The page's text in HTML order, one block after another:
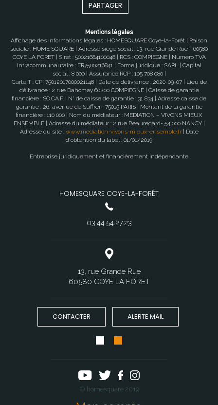
PARTAGER
Mentions légales
Affichage des informations légales : HOMESQUARE Coye-la-Forêt | Raison
sociale : HOME SQUARE | Adresse siège social : 13, rue Grande Rue - 60580
COYE LA FORET | Siret : 50021684100048 | RCS : COMPIEGNE | Numero TVA
Intracommunautaire : FR7500216841 | Forme juridique : SARL | Capital
social : 8 000 | Assurance RCP : 105 708 080 |
Carte T : CPI 75012017000021148 | Date de délivrance : 2020-09-07 | Lieu de
délivrance : 2 rue Dahomey 60200 COMPIEGNE | Caisse de garantie
financière : SO.CA.F. | N° de caisse de garantie : 31 834 | Adresse caisse de
garantie : 26, avenue de Suffren-75015 PARIS | Montant de la garantie
financière : 110 000 | Nom du médiateur : MEDIATION – VIVONS MIEUX
ENSEMBLE | Adresse du médiateur : 2 rue Beauregard- 54 000 NANCY |
Adresse du site : www.mediation-vivons-mieux-ensemble.fr| Date
d'obtention du label : 01/01/2019
Entreprise juridiquement et financièrement indépendante
HOMESQUARE COYE-LA-FORÊT
03.44.54.27.23
13, rue Grande Rue
60580 COYE LA FORET
CONTACTER ALERTE MAIL
© homesquare 2019